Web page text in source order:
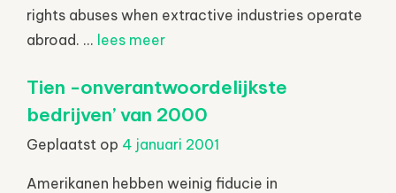
rights abuses when extractive industries operate
abroad. ... lees meer
Tien -onverantwoordelijkste
bedrijven’ van 2000
Geplaatst op 4 januari 2001
Amerikanen hebben weinig fiducie in